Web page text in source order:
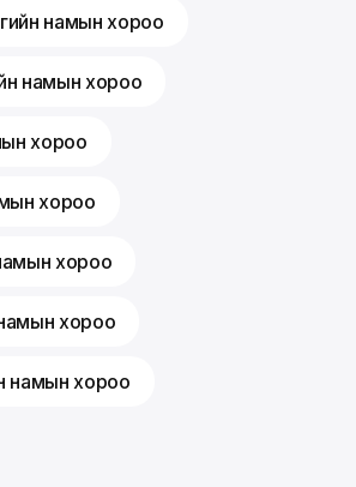
намын хороо
намын хороо
хороо
хороо
хороо
намын хороо
намын хороо